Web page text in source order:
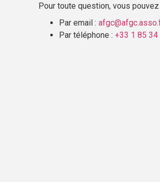
Pour toute question, vous
Par email :
Par téléphone : +33 1 85 34